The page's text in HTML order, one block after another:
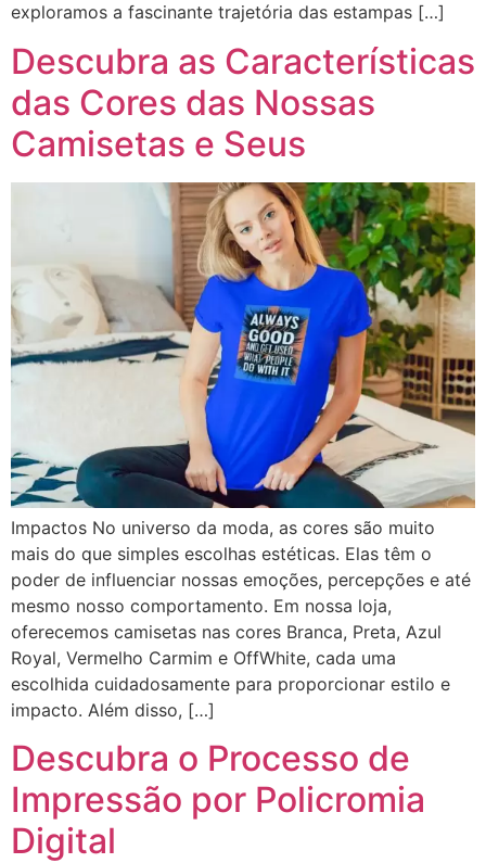
exploramos a fascinante trajetória das estampas […]
Descubra as Características
das Cores das Nossas
Camisetas e Seus
Impactos No universo da moda, as cores são muito
mais do que simples escolhas estéticas. Elas têm o
poder de influenciar nossas emoções, percepções e até
mesmo nosso comportamento. Em nossa loja,
oferecemos camisetas nas cores Branca, Preta, Azul
Royal, Vermelho Carmim e OffWhite, cada uma
escolhida cuidadosamente para proporcionar estilo e
impacto. Além disso, […]
Descubra o Processo de
Impressão por Policromia
Digital